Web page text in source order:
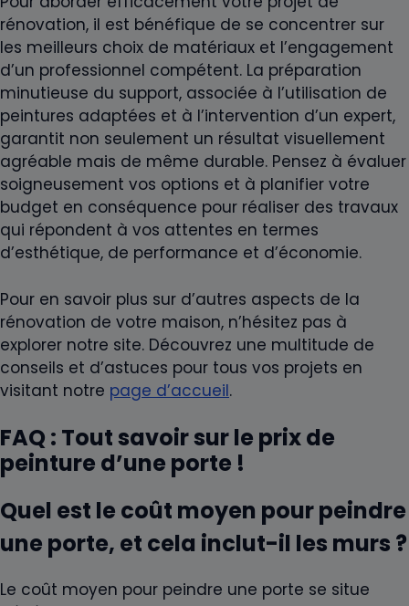
rénovation, il est bénéfique de se concentrer sur
les meilleurs choix de matériaux et l’engagement
d’un professionnel compétent. La préparation
minutieuse du support, associée à l’utilisation de
peintures adaptées et à l’intervention d’un expert,
garantit non seulement un résultat visuellement
agréable mais de même durable. Pensez à évaluer
soigneusement vos options et à planifier votre
budget en conséquence pour réaliser des travaux
qui répondent à vos attentes en termes
d’esthétique, de performance et d’économie.
Pour en savoir plus sur d’autres aspects de la
rénovation de votre maison, n’hésitez pas à
explorer notre site. Découvrez une multitude de
conseils et d’astuces pour tous vos projets en
visitant notre page d’accueil.
FAQ : Tout savoir sur le prix de
peinture d’une porte !
Quel est le coût moyen pour peindre
une porte, et cela inclut-il les murs ?
Le coût moyen pour peindre une porte se situe